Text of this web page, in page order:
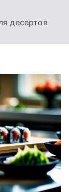
десертов